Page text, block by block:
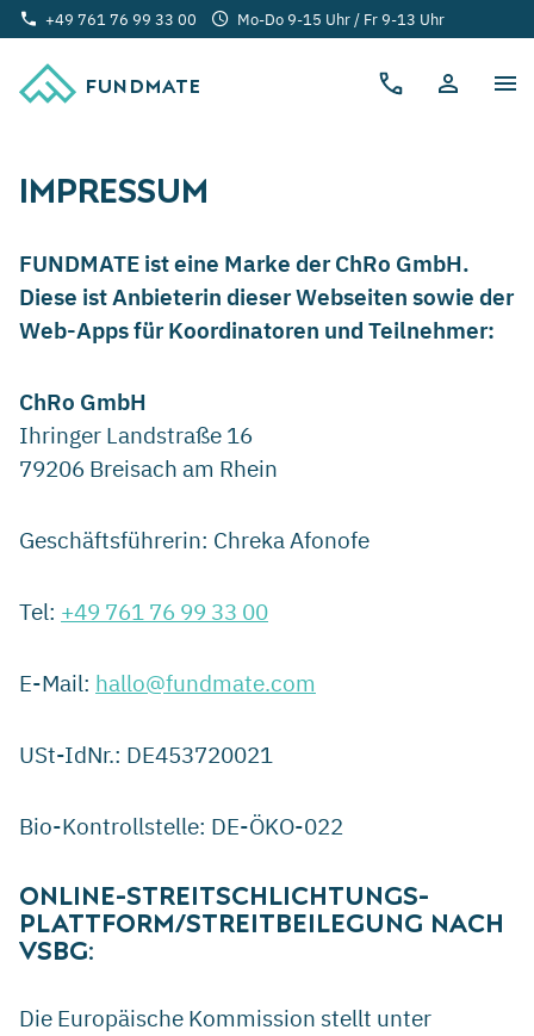
FUNDMATE
+49 761 76 99 33 00 Mo-Do 9-15 Uhr / Fr 9-13 Uhr
IMPRESSUM
FUNDMATE ist eine Marke der ChRo GmbH.
Diese ist Anbieterin dieser Webseiten sowie der
Web-Apps für Koordinatoren und Teilnehmer:
ChRo GmbH
Ihringer Landstraße 16
79206 Breisach am Rhein
Geschäftsführerin: Chreka Afonofe
Tel: +49 761 76 99 33 00
E-Mail: hallo@fundmate.com
USt-IdNr.: DE453720021
Bio-Kontrollstelle: DE-ÖKO-022
ONLINE-STREITSCHLICHTUNGS-
PLATTFORM/STREITBEILEGUNG NACH
VSBG:
Die Europäische Kommission stellt unter